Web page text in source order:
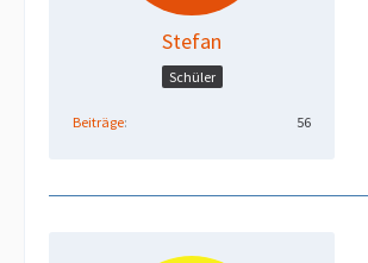
Stefan
Schüler
Beiträge 56